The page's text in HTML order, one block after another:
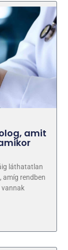
amit
láthatatlan
amíg rendben